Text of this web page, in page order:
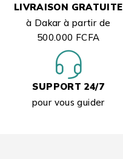
LIVRAISON GRATUITE
à Dakar à partir de
500.000 FCFA
SUPPORT 24/7
pour vous guider